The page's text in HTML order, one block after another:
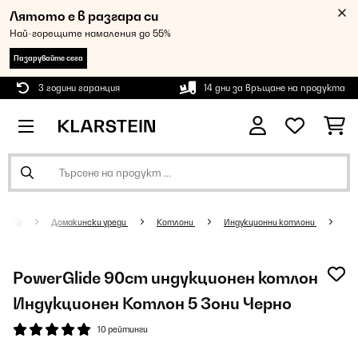
Лятото е в разгара си
Най-горещите намаления до 55%
Пазарувайте сега
3 години гаранция 14 дни за връщане на продукта
Домакински уреди Котлони Индукционни котлони
PowerGlide 90cm индукционен котлон
Индукционен Котлон 5 Зони Черно
10 рейтинги